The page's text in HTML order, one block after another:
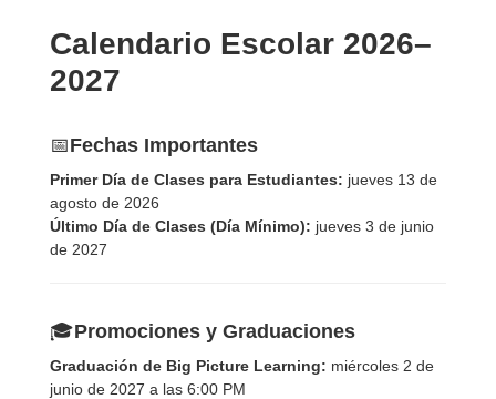
Calendario Escolar 2026–
2027
📅Fechas Importantes
Primer Día de Clases para Estudiantes: jueves 13 de
agosto de 2026
Último Día de Clases (Día Mínimo): jueves 3 de junio
de 2027
🎓Promociones y Graduaciones
Graduación de Big Picture Learning: miércoles 2 de
junio de 2027 a las 6:00 PM